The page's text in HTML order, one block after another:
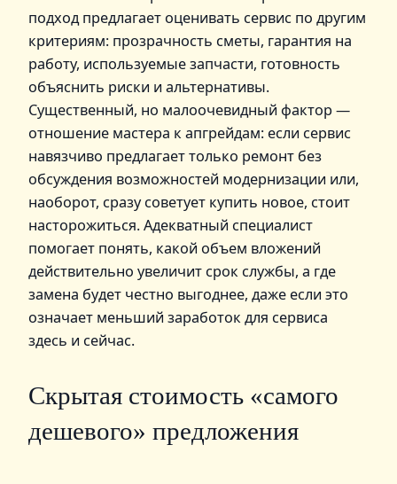
подход предлагает оценивать сервис по другим
критериям: прозрачность сметы, гарантия на
работу, используемые запчасти, готовность
объяснить риски и альтернативы.
Существенный, но малоочевидный фактор —
отношение мастера к апгрейдам: если сервис
навязчиво предлагает только ремонт без
обсуждения возможностей модернизации или,
наоборот, сразу советует купить новое, стоит
насторожиться. Адекватный специалист
помогает понять, какой объем вложений
действительно увеличит срок службы, а где
замена будет честно выгоднее, даже если это
означает меньший заработок для сервиса
здесь и сейчас.
Скрытая стоимость «самого
дешевого» предложения